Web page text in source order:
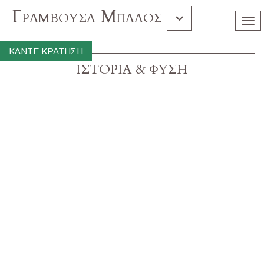
ΚΑΝΤΕ ΚΡΑΤΗΣΗ
Γραμβουσα Μπαλος
Χρυση
ΙΣΤΟΡΙΑ & ΦΥΣΗ